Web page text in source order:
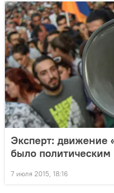
Эксперт: движение
было политическим
7 июля 2015, 18:16